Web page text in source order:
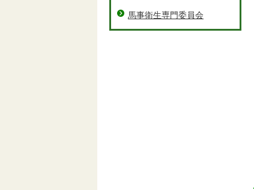
馬事衛生専門委員会